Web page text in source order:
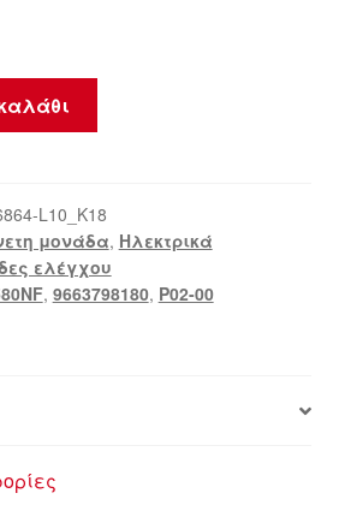
L10_K18
μονάδα, Ηλεκτρικά
ελέγχου
, 9663798180, P02-00